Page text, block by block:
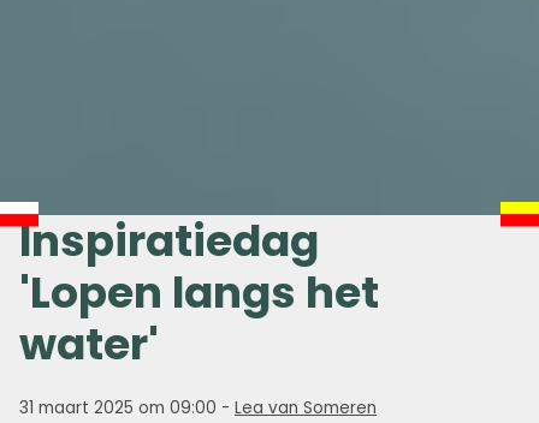
Inspiratiedag
'Lopen langs het
water'
31 maart 2025 om 09:00 - Lea van Someren